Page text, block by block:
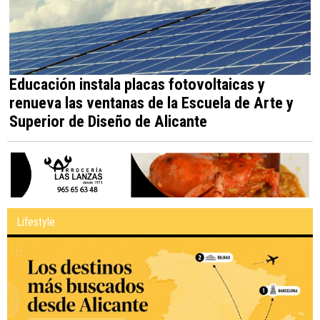
Educación instala placas fotovoltaicas y
renueva las ventanas de la Escuela de Arte y
Superior de Diseño de Alicante
Lifestyle